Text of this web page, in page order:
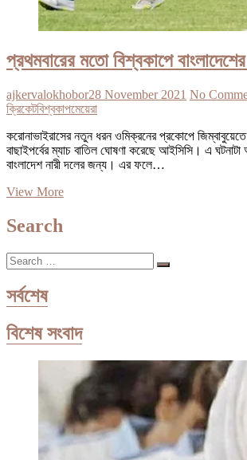
প্রথমবারের মতো বিশ্বকাপে
ajkervalokhobor28 November 2021 No
ক্রিকেটবিশ্বকাপমেয়েরা
করোনাভাইরাসের নতুন ধরন ওমিক্রনের প্রকোপে জিম্বাবুয়েতে
বাছাইপর্বের ম্যাচ বাতিল ঘোষণা করেছে আইসিসি। এ
বাংলাদেশ নারী দলের জন্য। এর ফলে…
View Moreপ্রথমবারের
Search
Search
…
সর্বশেষ
বিশেষ সংবাদ